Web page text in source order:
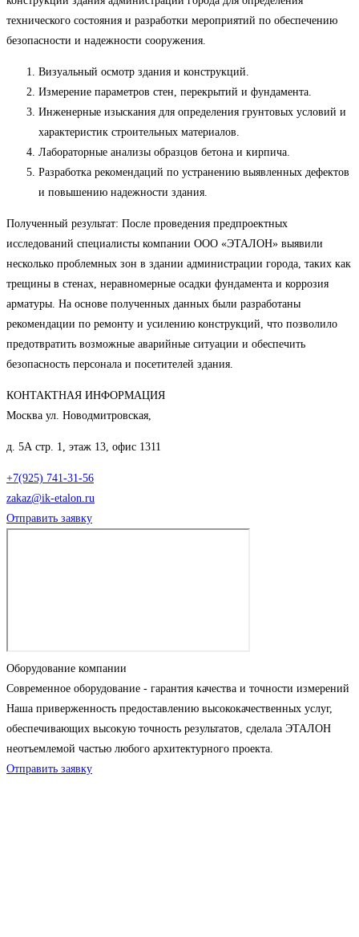
технического состояния и разработки мероприятий по обеспечению
безопасности и надежности сооружения.
Визуальный осмотр здания и конструкций.
Измерение параметров стен, перекрытий и фундамента.
Инженерные изыскания для определения грунтовых условий и
характеристик строительных материалов.
Лабораторные анализы образцов бетона и кирпича.
Разработка рекомендаций по устранению выявленных дефектов
и повышению надежности здания.
Полученный результат: После проведения предпроектных
исследований специалисты компании ООО «ЭТАЛОН» выявили
несколько проблемных зон в здании администрации города, таких как
трещины в стенах, неравномерные осадки фундамента и коррозия
арматуры. На основе полученных данных были разработаны
рекомендации по ремонту и усилению конструкций, что позволило
предотвратить возможные аварийные ситуации и обеспечить
безопасность персонала и посетителей здания.
КОНТАКТНАЯ ИНФОРМАЦИЯ
Москва ул. Новодмитровская,
д. 5А стр. 1, этаж 13, офис 1311
+7(925) 741-31-56
zakaz@ik-etalon.ru
Отправить заявку
Оборудование компании
Современное оборудование - гарантия качества и точности измерений
Наша приверженность предоставлению высококачественных услуг,
обеспечивающих высокую точность результатов, сделала ЭТАЛОН
неотъемлемой частью любого архитектурного проекта.
Отправить заявку